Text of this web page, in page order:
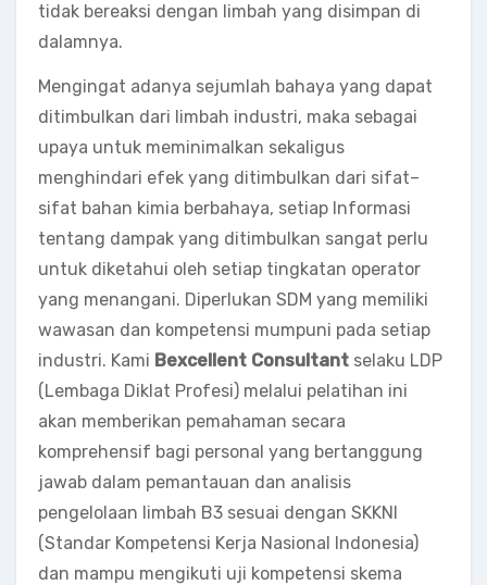
tidak bereaksi dengan limbah yang disimpan di
dalamnya.
Mengingat adanya sejumlah bahaya yang dapat
ditimbulkan dari limbah industri, maka sebagai
upaya untuk meminimalkan sekaligus
menghindari efek yang ditimbulkan dari sifat–
sifat bahan kimia berbahaya, setiap Informasi
tentang dampak yang ditimbulkan sangat perlu
untuk diketahui oleh setiap tingkatan operator
yang menangani. Diperlukan SDM yang memiliki
wawasan dan kompetensi mumpuni pada setiap
industri. Kami Bexcellent Consultant selaku LDP
(Lembaga Diklat Profesi) melalui pelatihan ini
akan memberikan pemahaman secara
komprehensif bagi personal yang bertanggung
jawab dalam pemantauan dan analisis
pengelolaan limbah B3 sesuai dengan SKKNI
(Standar Kompetensi Kerja Nasional Indonesia)
dan mampu mengikuti uji kompetensi skema